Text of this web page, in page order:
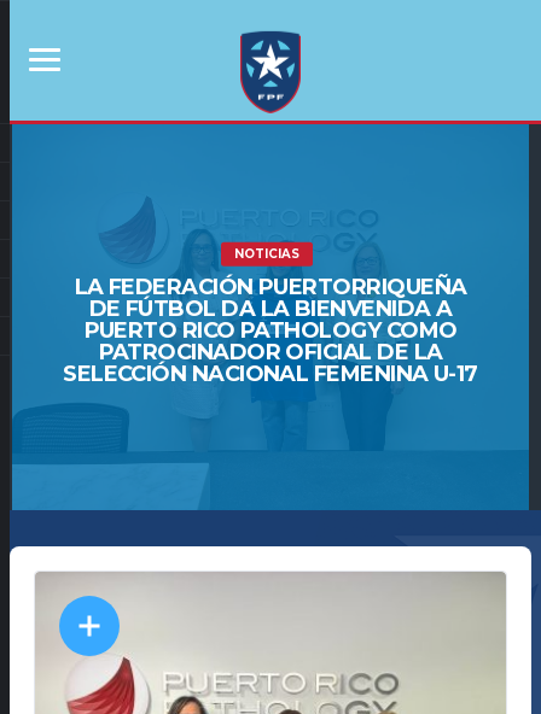
NOTICIAS
LA FEDERACIÓN PUERTORRIQUEÑA
DE FÚTBOL DA LA BIENVENIDA A
PUERTO RICO PATHOLOGY COMO
PATROCINADOR OFICIAL DE LA
SELECCIÓN NACIONAL FEMENINA U-17